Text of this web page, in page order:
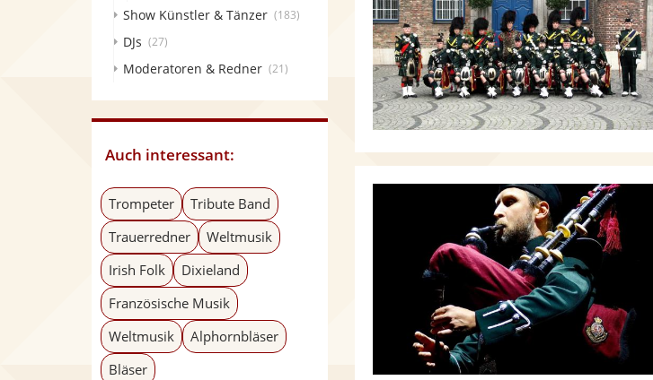
Show Künstler & Tänzer (183)
DJs (27)
Moderatoren & Redner (21)
Auch interessant:
Trompeter
Tribute Band
Trauerredner
Weltmusik
Irish Folk
Dixieland
Französische Musik
Weltmusik
Alphornbläser
Bläser